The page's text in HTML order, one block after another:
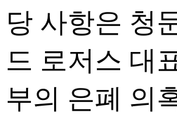
당 사항은 청
드 로저스 대
부의 은폐 의